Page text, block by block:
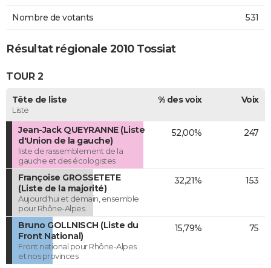
Nombre de votants 531
Résultat régionale 2010 Tossiat
TOUR 2
Tête de liste
Liste
% des voix Voix
Jean-Jack QUEYRANNE (Liste
d'Union de la gauche)
liste de rassemblement de la
gauche et des écologistes
52,00% 247
Françoise GROSSETETE
(Liste de la majorité)
Aujourd'hui et demain, ensemble
pour Rhône-Alpes.
32,21% 153
Bruno GOLLNISCH (Liste du
Front National)
Front national pour Rhône-Alpes
et nos provinces
15,79% 75